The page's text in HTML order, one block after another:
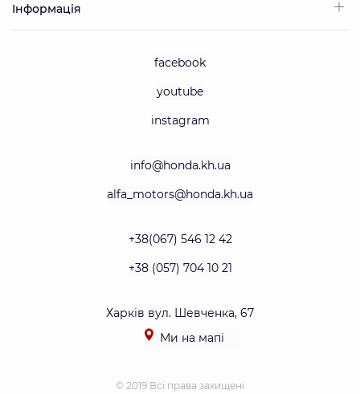
Інформація
facebook
youtube
instagram
info@honda.kh.ua
alfa_motors@honda.kh.ua
+38(067) 546 12 42
+38 (057) 704 10 21
Харків вул. Шевченка, 67
Ми на мапі
© 2019 Всі права захищені